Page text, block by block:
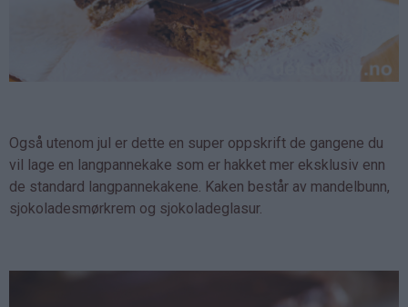
Også utenom jul er dette en super oppskrift de gangene du
vil lage en langpannekake som er hakket mer eksklusiv enn
de standard langpannekakene. Kaken består av mandelbunn,
sjokoladesmørkrem og sjokoladeglasur.